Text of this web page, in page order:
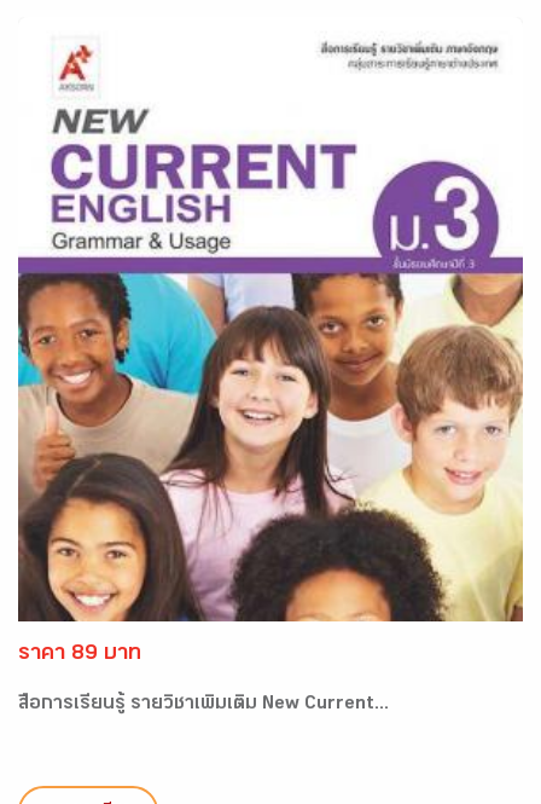
ราคา 89 บาท
สื่อการเรียนรู้ รายวิชาเพิ่มเติม New Current...